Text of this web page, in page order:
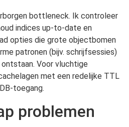
bottleneck. Ik controleer
indices up-to-date en
opties die grote objectbomen
patronen (bijv. schrijfsessies)
Voor vluchtige
met een redelijke TTL
toegang.
problemen